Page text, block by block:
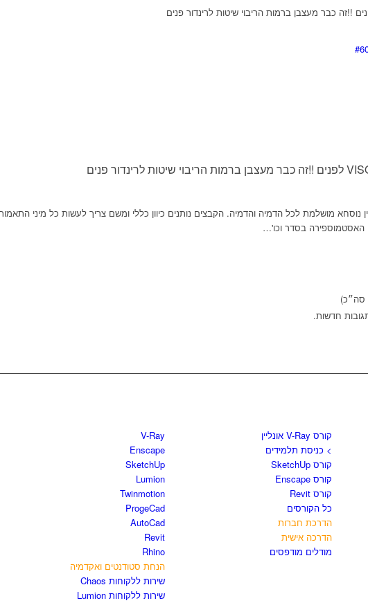
מושלמת לכל הדמיה והדמיה. הקבצים נותנים כיוון כללי ומשם צריך לעשות כל מיני
בסדר וכו'…
חדשות.
V-Ray
Enscape
SketchUp
Lumion
Twinmotion
ProgeCad
AutoCad
Revit
Rhino
הנחת סטודנטים ואקדמיה
שירות ללקוחות Chaos
שירות ללקוחות Lumion
קורס V-Ray אונליין
> כניסת תלמידים
קורס SketchUp
קורס Enscape
קורס Revit
כל הקורסים
הדרכת חברות
הדרכה אישית
מודלים מודפסים